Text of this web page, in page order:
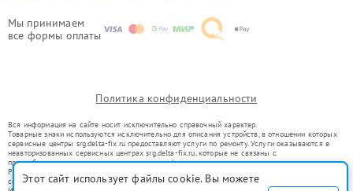
Мы принимаем
все формы оплаты
Политика конфиденциальности
Вся информация на сайте носит исключительно справочный характер.
Товарные знаки используются исключительно для описания устройств, в отношении которых
сервисные центры srg.delta-fix.ru предоставляют услуги по ремонту. Услуги оказываются в
неавторизованных сервисных центрах srg.delta-fix.ru, которые не связаны с
правообладателями товарных знаков или их официальными представителями.
Ремонт осуществляется для устройств, уже введенных в гражданский оборот в соответствии
со статьей 1487 ГК РФ.
Этот сайт использует файлы cookie. Вы можете